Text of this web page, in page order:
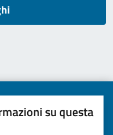
su questa